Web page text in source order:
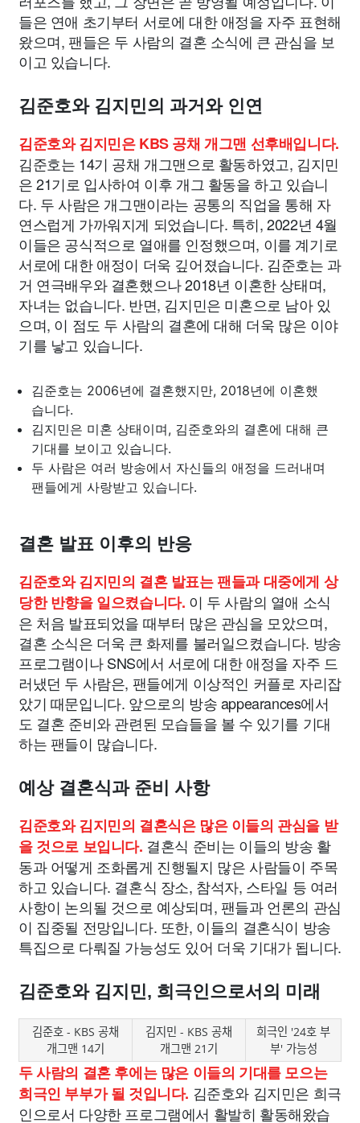
들은 연애 초기부터 서로에 대한 애정을 자주 표현해
왔으며, 팬들은 두 사람의 결혼 소식에 큰 관심을 보
이고 있습니다.
김준호와 김지민의 과거와 인연
김준호와 김지민은 KBS 공채 개그맨 선후배입니다.
김준호는 14기 공채 개그맨으로 활동하였고, 김지민
은 21기로 입사하여 이후 개그 활동을 하고 있습니
다. 두 사람은 개그맨이라는 공통의 직업을 통해 자
연스럽게 가까워지게 되었습니다. 특히, 2022년 4월
이들은 공식적으로 열애를 인정했으며, 이를 계기로
서로에 대한 애정이 더욱 깊어졌습니다. 김준호는 과
거 연극배우와 결혼했으나 2018년 이혼한 상태며,
자녀는 없습니다. 반면, 김지민은 미혼으로 남아 있
으며, 이 점도 두 사람의 결혼에 대해 더욱 많은 이야
기를 낳고 있습니다.
김준호는 2006년에 결혼했지만, 2018년에 이혼했
습니다.
김지민은 미혼 상태이며, 김준호와의 결혼에 대해 큰
기대를 보이고 있습니다.
두 사람은 여러 방송에서 자신들의 애정을 드러내며
팬들에게 사랑받고 있습니다.
결혼 발표 이후의 반응
김준호와 김지민의 결혼 발표는 팬들과 대중에게 상
당한 반향을 일으켰습니다. 이 두 사람의 열애 소식
은 처음 발표되었을 때부터 많은 관심을 모았으며,
결혼 소식은 더욱 큰 화제를 불러일으켰습니다. 방송
프로그램이나 SNS에서 서로에 대한 애정을 자주 드
러냈던 두 사람은, 팬들에게 이상적인 커플로 자리잡
았기 때문입니다. 앞으로의 방송 appearances에서
도 결혼 준비와 관련된 모습들을 볼 수 있기를 기대
하는 팬들이 많습니다.
예상 결혼식과 준비 사항
김준호와 김지민의 결혼식은 많은 이들의 관심을 받
을 것으로 보입니다. 결혼식 준비는 이들의 방송 활
동과 어떻게 조화롭게 진행될지 많은 사람들이 주목
하고 있습니다. 결혼식 장소, 참석자, 스타일 등 여러
사항이 논의될 것으로 예상되며, 팬들과 언론의 관심
이 집중될 전망입니다. 또한, 이들의 결혼식이 방송
특집으로 다뤄질 가능성도 있어 더욱 기대가 됩니다.
김준호와 김지민, 희극인으로서의 미래
김준호 - KBS 공채
개그맨 14기
김지민 - KBS 공채
개그맨 21기
희극인 '24호 부
부' 가능성
두 사람의 결혼 후에는 많은 이들의 기대를 모으는
희극인 부부가 될 것입니다. 김준호와 김지민은 희극
인으로서 다양한 프로그램에서 활발히 활동해왔습